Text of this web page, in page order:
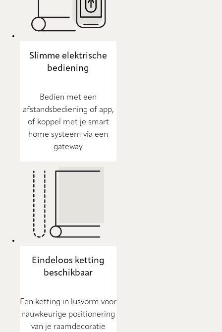
Slimme elektrische
bediening
Bedien met een
afstandsbediening of app,
of koppel met je smart
home systeem via een
gateway
Eindeloos ketting
beschikbaar
Een ketting in lusvorm voor
nauwkeurige positionering
van je raamdecoratie